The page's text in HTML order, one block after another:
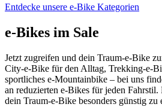
Entdecke unsere e-Bike Kategorien
e-Bikes im Sale
Jetzt zugreifen und dein Traum-e-Bike
City-e-Bike für den Alltag, Trekking-e-
sportliches e-Mountainbike – bei uns
an reduzierten e-Bikes für jeden Fahrstil.
dein Traum-e-Bike besonders günstig zu